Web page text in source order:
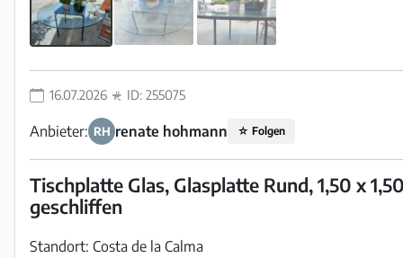
16.07.2026 ID: 255075
Anbieter: RH renate hohmann ☆ Folgen
Tischplatte Glas, Glasplatte Rund, 1,50 x
geschliffen
Standort: Costa de la Calma